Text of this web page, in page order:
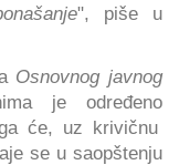
", piše u
Osnovnog javnog
je određeno
će, uz krivičnu
se u saopštenju